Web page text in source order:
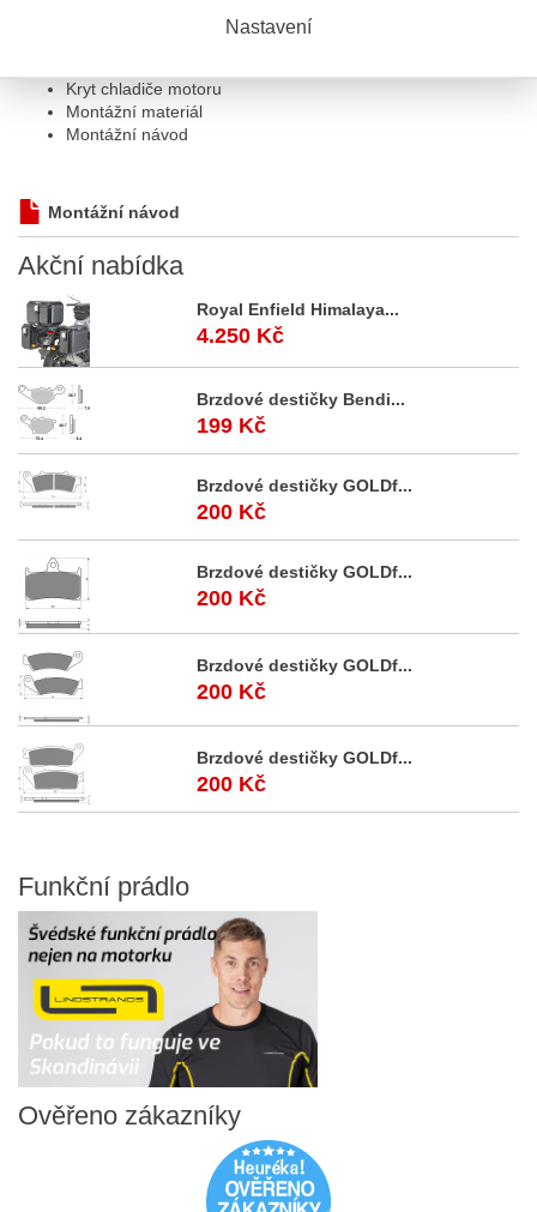
Nastavení
Kryt chladiče motoru
Montážní materiál
Montážní návod
Montážní návod
Akční nabídka
Royal Enfield Himalaya...
4.250 Kč
Brzdové destičky Bendi...
199 Kč
Brzdové destičky GOLDf...
200 Kč
Brzdové destičky GOLDf...
200 Kč
Brzdové destičky GOLDf...
200 Kč
Brzdové destičky GOLDf...
200 Kč
Funkční prádlo
Ověřeno zákazníky